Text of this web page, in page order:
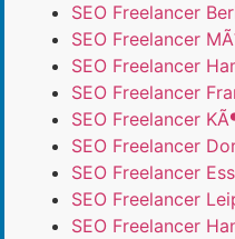
SEO Freelancer
SEO Freelancer
SEO Freelancer
SEO Freelancer
SEO Freelancer
SEO Freelancer
SEO Freelancer
SEO Freelancer
SEO Freelancer